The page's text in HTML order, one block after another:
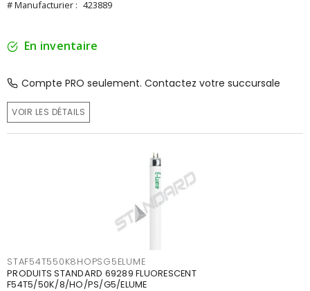
# Manufacturier : 423889
En inventaire
Compte PRO seulement. Contactez votre succursale
VOIR LES DÉTAILS
STAF54T550K8HOPSG5ELUME
PRODUITS STANDARD 69289 FLUORESCENT
F54T5/50K/8/HO/PS/G5/ELUME